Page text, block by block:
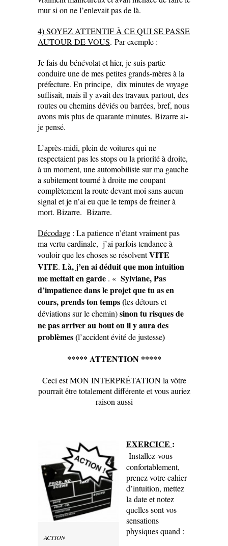
mur si on ne l’enlevait pas de là.
4) SOYEZ ATTENTIF À CE QUI SE PASSE
AUTOUR DE VOUS. Par exemple :
Je fais du bénévolat et hier, je suis partie
conduire une de mes petites grands-mèresà la
préfecture. En principe, dix minutes de voyage
suffisait, mais il y avait des travaux partout, des
routes ou chemins déviés ou barrées, bref, nous
avons mis plus de quarante minutes. Bizarre ai-
je pensé.
L’après-midi, plein de voitures qui ne
respectaient pas les stops ou la priorité à droite,
à un moment, une automobiliste sur ma gauche
a subitement tourné à droite me coupant
complètement la route devant moi sans aucun
signal et je n’ai eu que le temps de freiner à
mort. Bizarre. Bizarre.
Décodage : La patience n’étant vraiment pas
ma vertu cardinale, j’ai parfois tendance à
vouloir que les choses se résolventVITE
VITE. Là, j’en ai déduit que mon intuition
me mettait en garde . « Sylviane, Pas
d’impatience dans le projet que tu as en
cours, prends ton temps (les détours et
déviations sur le chemin)sinon tu risques de
ne pas arriver au bout ou il y aura des
problèmes (l’accident évité de justesse)
***** ATTENTION *****
Ceci est MON INTERPRÉTATION la vôtre
pourrait être totalement différente et vous auriez
raison aussi
ACTION
EXERCICE :
Installez-vous
confortablement,
prenez votre cahier
d’intuition, mettez
la date et notez
quelles sont vos
sensations
physiques quand :